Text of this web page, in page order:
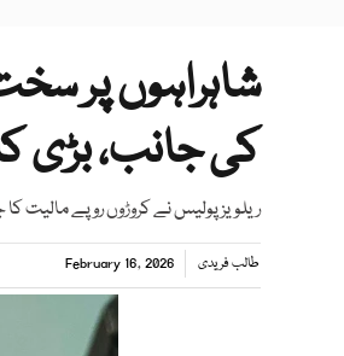
شاہراہوں پر
کی جانب، بڑی
ریلویز پولیس نے کروڑوں روپے مالیت کا
طالب فریدی February 16, 2026